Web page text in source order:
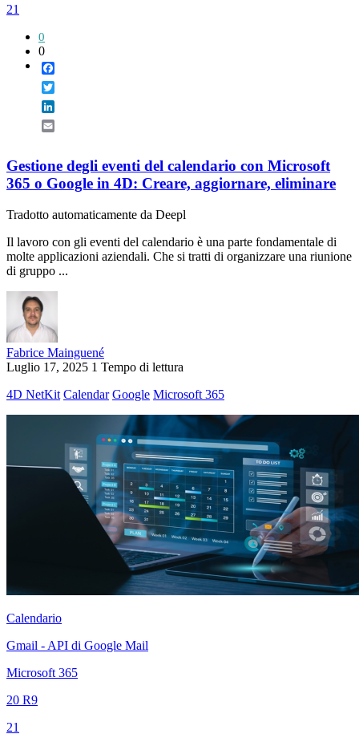
21
0
0
Gestione degli eventi del calendario con Microsoft
365 o Google in 4D: Creare, aggiornare, eliminare
Tradotto automaticamente da Deepl
Il lavoro con gli eventi del calendario è una parte fondamentale di
molte applicazioni aziendali. Che si tratti di organizzare una riunione
di gruppo ...
Fabrice Mainguené
Luglio 17, 2025 1 Tempo di lettura
4D NetKit Calendar Google Microsoft 365
Calendario
Gmail - API di Google Mail
Microsoft 365
20 R9
21